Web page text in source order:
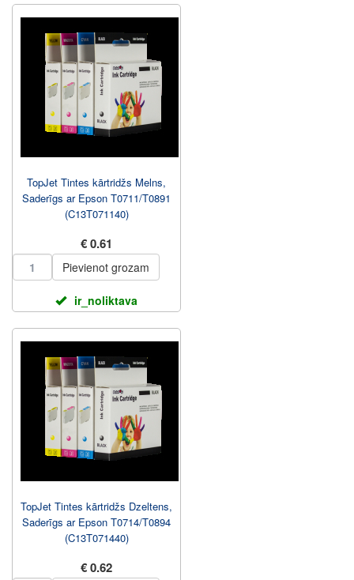
TopJet Tintes kārtridžs Melns,
Saderīgs ar Epson T0711/T0891
(C13T071140)
€ 0.61
Pievienot grozam
ir_noliktava
TopJet Tintes kārtridžs Dzeltens,
Saderīgs ar Epson T0714/T0894
(C13T071440)
€ 0.62